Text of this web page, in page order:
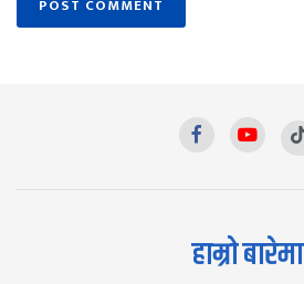
हाम्रो बारेमा